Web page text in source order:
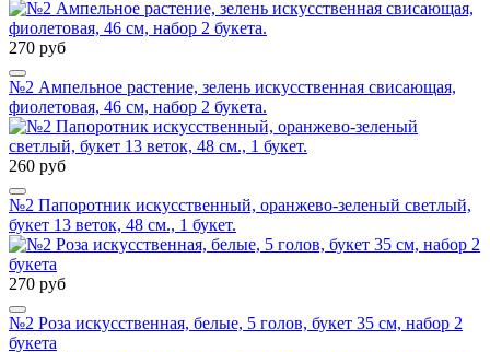
270 руб
№2 Ампельное растение, зелень искусственная свисающая,
фиолетовая, 46 см, набор 2 букета.
260 руб
№2 Папоротник искусственный, оранжево-зеленый светлый,
букет 13 веток, 48 см., 1 букет.
270 руб
№2 Роза искусственная, белые, 5 голов, букет 35 см, набор 2
букета